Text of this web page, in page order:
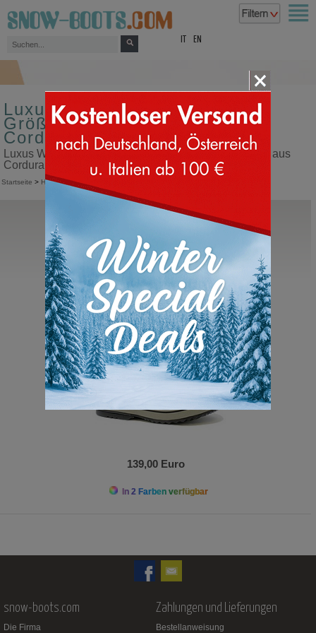
EN
Luxus Winterstiefel für Herren
Größe 43 Obermaterial aus
Cordura
Luxus Winterstiefel für Herren Größe 43 Obermaterial aus
Cordura in unserem Snow Boots Online Shop kaufen
Startseite > Herren >Schneestiefel
Sorel
Kanada Schneestiefel
139,00 Euro
In 2 Farben verfügbar
snow-boots.com
Die Firma
Zahlungen und Lieferungen
Bestellanweisung